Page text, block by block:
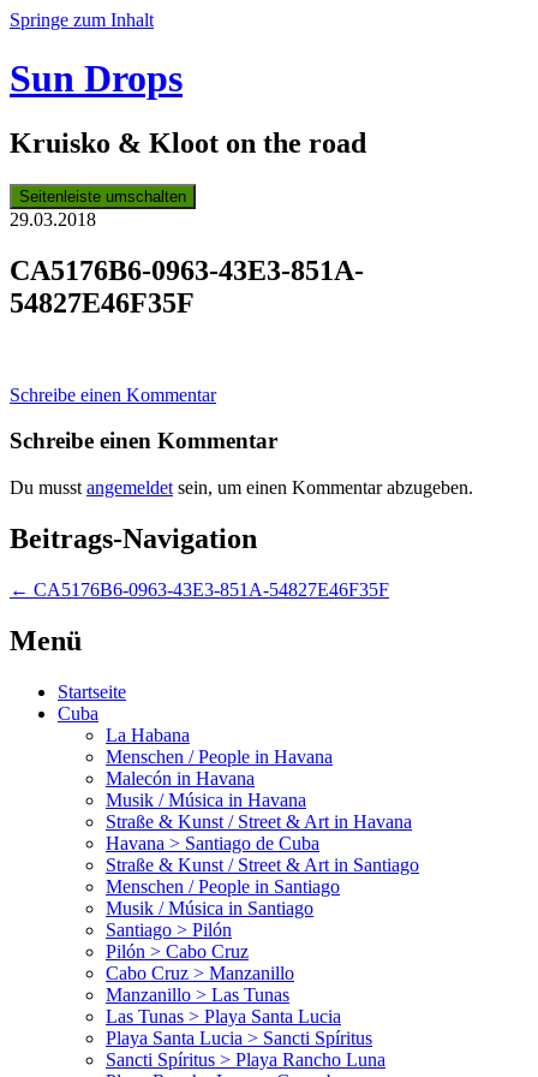
Springe zum Inhalt
Sun Drops
Kruisko & Kloot on the road
Seitenleiste umschalten
29.03.2018
CA5176B6-0963-43E3-851A-
54827E46F35F
Schreibe einen Kommentar
Schreibe einen Kommentar
Du musst angemeldet sein, um einen Kommentar abzugeben.
Beitrags-Navigation
← CA5176B6-0963-43E3-851A-54827E46F35F
Menü
Startseite
Cuba
La Habana
Menschen / People in Havana
Malecón in Havana
Musik / Música in Havana
Straße & Kunst / Street & Art in Havana
Havana > Santiago de Cuba
Straße & Kunst / Street & Art in Santiago
Menschen / People in Santiago
Musik / Música in Santiago
Santiago > Pilón
Pilón > Cabo Cruz
Cabo Cruz > Manzanillo
Manzanillo > Las Tunas
Las Tunas > Playa Santa Lucia
Playa Santa Lucia > Sancti Spíritus
Sancti Spíritus > Playa Rancho Luna